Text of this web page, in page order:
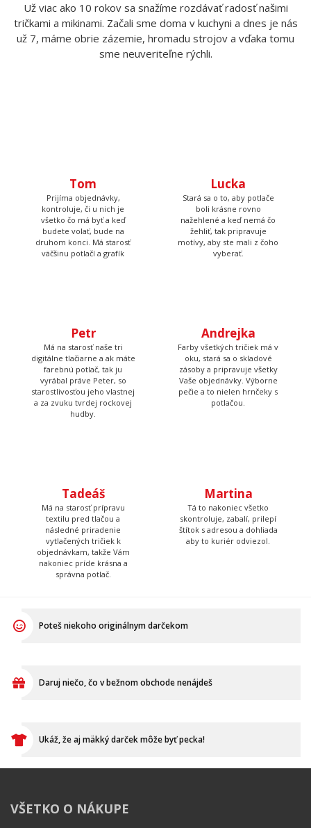
Už viac ako 10 rokov sa snažíme rozdávať radosť našimi
tričkami a mikinami. Začali sme doma v kuchyni a dnes je nás
už 7, máme obrie zázemie, hromadu strojov a vďaka tomu
sme neuveriteľne rýchli.
Tom
Prijíma objednávky,
kontroluje, či u nich je
všetko čo má byť a keď
budete volať, bude na
druhom konci. Má starosť
väčšinu potlačí a grafík
Lucka
Stará sa o to, aby potlače
boli krásne rovno
nažehlené a keď nemá čo
žehliť, tak pripravuje
motívy, aby ste mali z čoho
vyberať.
Petr
Má na starosť naše tri
digitálne tlačiarne a ak máte
farebnú potlač, tak ju
vyrábal práve Peter, so
starostlivosťou jeho vlastnej
a za zvuku tvrdej rockovej
hudby.
Andrejka
Farby všetkých tričiek má v
oku, stará sa o skladové
zásoby a pripravuje všetky
Vaše objednávky. Výborne
pečie a to nielen hrnčeky s
potlačou.
Tadeáš
Má na starosť prípravu
textilu pred tlačou a
následné priradenie
vytlačených tričiek k
objednávkam, takže Vám
nakoniec príde krásna a
správna potlač.
Martina
Tá to nakoniec všetko
skontroluje, zabalí, prilepí
štítok s adresou a dohliada
aby to kuriér odviezol.
Poteš niekoho originálnym darčekom
Daruj niečo, čo v bežnom obchode nenájdeš
Ukáž, že aj mäkký darček môže byť pecka!
VŠETKO O NÁKUPE